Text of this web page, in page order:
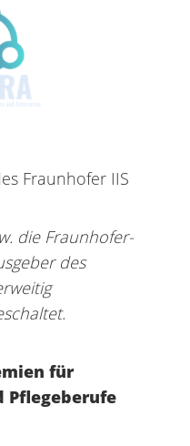
Fraunhofer IIS
die Fraunhofer-
des
für
Pflegeberufe